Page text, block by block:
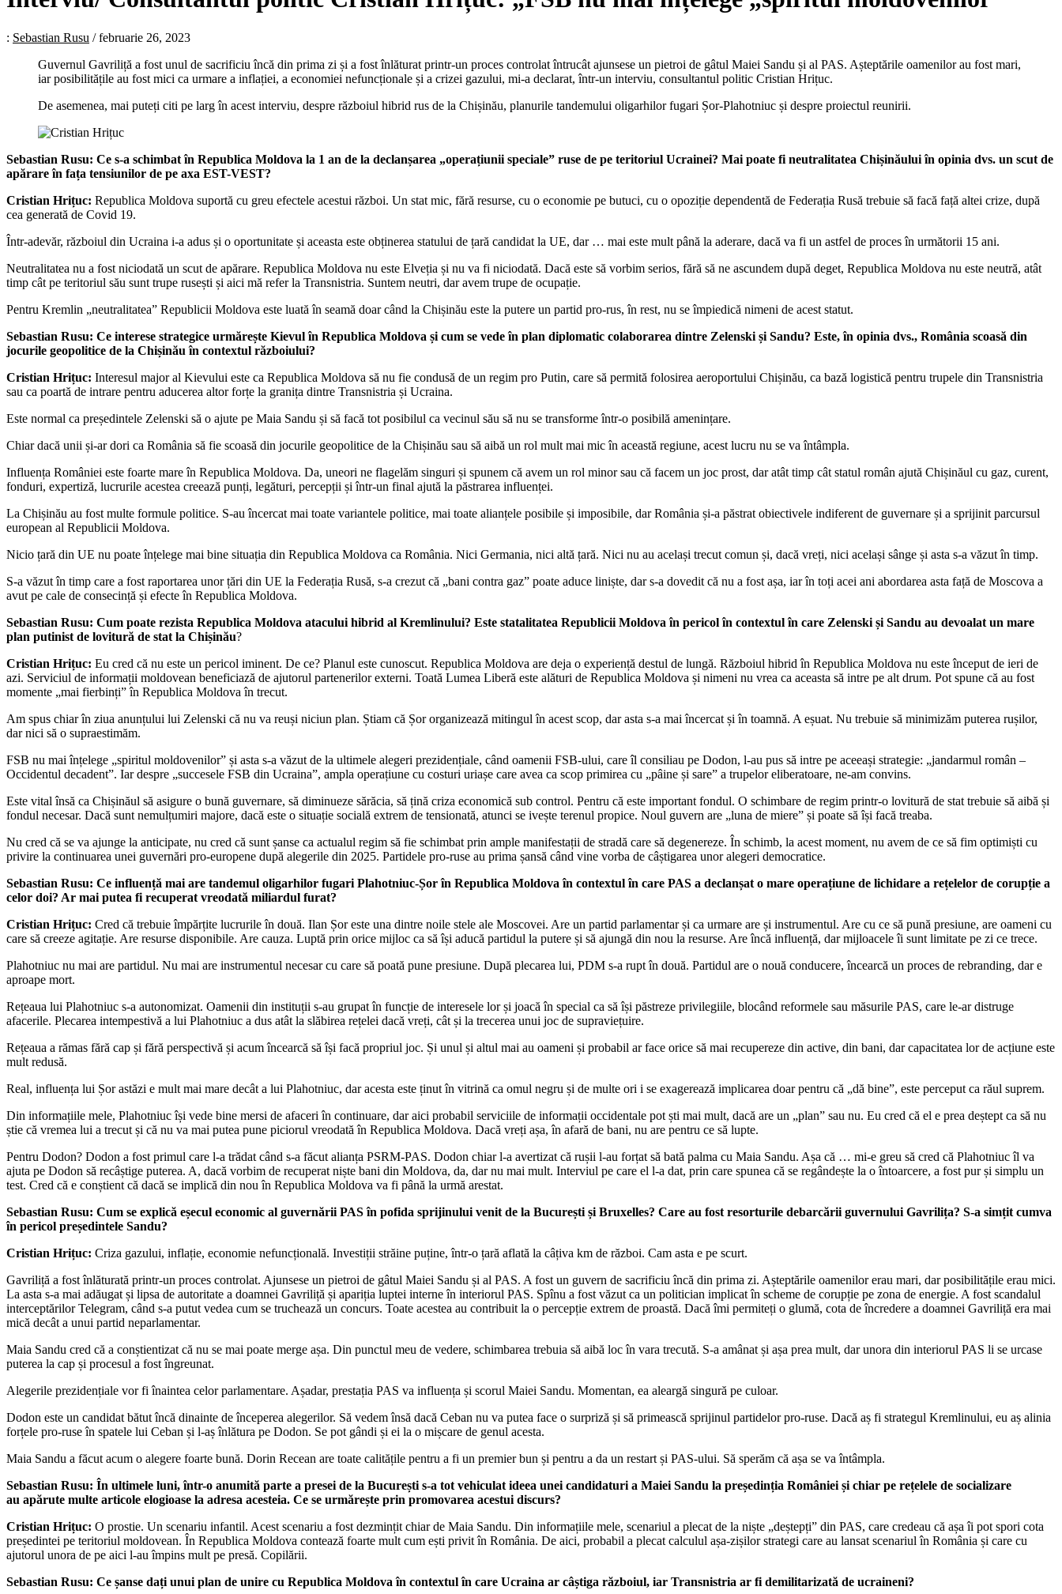
: Sebastian Rusu /februarie 26, 2023
Guvernul Gavriliță a fost unul de sacrificiu încă din prima zi și a fost înlăturat printr-un proces controlat întrucât ajunsese un pietroi de gâtul Maiei Sandu și al PAS. Așteptările oamenilor au fost mari,
iar posibilitățile au fost mici ca urmare a inflației, a economiei nefuncționale și a crizei gazului, mi-a declarat, într-un interviu, consultantul politic Cristian Hrițuc.
De asemenea, mai puteți citi pe larg în acest interviu, despre războiul hibrid rus de la Chișinău, planurile tandemului oligarhilor fugari Șor-Plahotniuc și despre proiectul reunirii.
Sebastian Rusu: Ce s-a schimbat în Republica Moldova la 1 an de la declanșarea „operațiunii speciale” ruse de pe teritoriul Ucrainei? Mai poate fi neutralitatea Chișinăului în opinia dvs. un scut de
apărare în fața tensiunilor de pe axa EST-VEST?
Cristian Hrițuc: Republica Moldova suportă cu greu efectele acestui război. Un stat mic, fără resurse, cu o economie pe butuci, cu o opoziție dependentă de Federația Rusă trebuie să facă față altei crize, după
cea generată de Covid 19.
Într-adevăr, războiul din Ucraina i-a adus și o oportunitate și aceasta este obținerea statului de țară candidat la UE, dar … mai este mult până la aderare, dacă va fi un astfel de proces în următorii 15 ani.
Neutralitatea nu a fost niciodată un scut de apărare. Republica Moldova nu este Elveția și nu va fi niciodată. Dacă este să vorbim serios, fără să ne ascundem după deget, Republica Moldova nu este neutră, atât
timp cât pe teritoriul său sunt trupe rusești și aici mă refer la Transnistria. Suntem neutri, dar avem trupe de ocupație.
Pentru Kremlin „neutralitatea” Republicii Moldova este luată în seamă doar când la Chișinău este la putere un partid pro-rus, în rest, nu se împiedică nimeni de acest statut.
Sebastian Rusu: Ce interese strategice urmărește Kievul în Republica Moldova și cum se vede în plan diplomatic colaborarea dintre Zelenski și Sandu? Este, în opinia dvs., România scoasă din
jocurile geopolitice de la Chișinău în contextul războiului?
Cristian Hrițuc: Interesul major al Kievului este ca Republica Moldova să nu fie condusă de un regim pro Putin, care să permită folosirea aeroportului Chișinău, ca bază logistică pentru trupele din Transnistria
sau ca poartă de intrare pentru aducerea altor forțe la granița dintre Transnistria și Ucraina.
Este normal ca președintele Zelenski să o ajute pe Maia Sandu și să facă tot posibilul ca vecinul său să nu se transforme într-o posibilă amenințare.
Chiar dacă unii și-ar dori ca România să fie scoasă din jocurile geopolitice de la Chișinău sau să aibă un rol mult mai mic în această regiune, acest lucru nu se va întâmpla.
Influența României este foarte mare în Republica Moldova. Da, uneori ne flagelăm singuri și spunem că avem un rol minor sau că facem un joc prost, dar atât timp cât statul român ajută Chișinăul cu gaz, curent,
fonduri, expertiză, lucrurile acestea creează punți, legături, percepții și într-un final ajută la păstrarea influenței.
La Chișinău au fost multe formule politice. S-au încercat mai toate variantele politice, mai toate alianțele posibile și imposibile, dar România și-a păstrat obiectivele indiferent de guvernare și a sprijinit parcursul
european al Republicii Moldova.
Nicio țară din UE nu poate înțelege mai bine situația din Republica Moldova ca România. Nici Germania, nici altă țară. Nici nu au același trecut comun și, dacă vreți, nici același sânge și asta s-a văzut în timp.
S-a văzut în timp care a fost raportarea unor țări din UE la Federația Rusă, s-a crezut că „bani contra gaz” poate aduce liniște, dar s-a dovedit că nu a fost așa, iar în toți acei ani abordarea asta față de Moscova a
avut pe cale de consecință și efecte în Republica Moldova.
Sebastian Rusu: Cum poate rezista Republica Moldova atacului hibrid al Kremlinului? Este statalitatea Republicii Moldova în pericol în contextul în care Zelenski și Sandu au devoalat un mare
plan putinist de lovitură de stat la Chișinău?
Cristian Hrițuc: Eu cred că nu este un pericol iminent. De ce? Planul este cunoscut. Republica Moldova are deja o experiență destul de lungă. Războiul hibrid în Republica Moldova nu este început de ieri de
azi. Serviciul de informații moldovean beneficiază de ajutorul partenerilor externi. Toată Lumea Liberă este alături de Republica Moldova și nimeni nu vrea ca aceasta să intre pe alt drum. Pot spune că au fost
momente „mai fierbinți” în Republica Moldova în trecut.
Am spus chiar în ziua anunțului lui Zelenski că nu va reuși niciun plan. Știam că Șor organizează mitingul în acest scop, dar asta s-a mai încercat și în toamnă. A eșuat. Nu trebuie să minimizăm puterea rușilor,
dar nici să o supraestimăm.
FSB nu mai înțelege „spiritul moldovenilor” și asta s-a văzut de la ultimele alegeri prezidențiale, când oamenii FSB-ului, care îl consiliau pe Dodon, l-au pus să intre pe aceeași strategie: „jandarmul român –
Occidentul decadent”. Iar despre „succesele FSB din Ucraina”, ampla operațiune cu costuri uriașe care avea ca scop primirea cu „pâine și sare” a trupelor eliberatoare, ne-am convins.
Este vital însă ca Chișinăul să asigure o bună guvernare, să diminueze sărăcia, să țină criza economică sub control. Pentru că este important fondul. O schimbare de regim printr-o lovitură de stat trebuie să aibă și
fondul necesar. Dacă sunt nemulțumiri majore, dacă este o situație socială extrem de tensionată, atunci se ivește terenul propice. Noul guvern are „luna de miere” și poate să își facă treaba.
Nu cred că se va ajunge la anticipate, nu cred că sunt șanse ca actualul regim să fie schimbat prin ample manifestații de stradă care să degenereze. În schimb, la acest moment, nu avem de ce să fim optimiști cu
privire la continuarea unei guvernări pro-europene după alegerile din 2025. Partidele pro-ruse au prima șansă când vine vorba de câștigarea unor alegeri democratice.
Sebastian Rusu: Ce influență mai are tandemul oligarhilor fugari Plahotniuc-Șor în Republica Moldova în contextul în care PAS a declanșat o mare operațiune de lichidare a rețelelor de corupție a
celor doi? Ar mai putea fi recuperat vreodată miliardul furat?
Cristian Hrițuc: Cred că trebuie împărțite lucrurile în două. Ilan Șor este una dintre noile stele ale Moscovei. Are un partid parlamentar și ca urmare are și instrumentul. Are cu ce să pună presiune, are oameni cu
care să creeze agitație. Are resurse disponibile. Are cauza. Luptă prin orice mijloc ca să își aducă partidul la putere și să ajungă din nou la resurse. Are încă influență, dar mijloacele îi sunt limitate pe zi ce trece.
Plahotniuc nu mai are partidul. Nu mai are instrumentul necesar cu care să poată pune presiune. După plecarea lui, PDM s-a rupt în două. Partidul are o nouă conducere, încearcă un proces de rebranding, dar e
aproape mort.
Rețeaua lui Plahotniuc s-a autonomizat. Oamenii din instituții s-au grupat în funcție de interesele lor și joacă în special ca să își păstreze privilegiile, blocând reformele sau măsurile PAS, care le-ar distruge
afacerile. Plecarea intempestivă a lui Plahotniuc a dus atât la slăbirea rețelei dacă vreți, cât și la trecerea unui joc de supraviețuire.
Rețeaua a rămas fără cap și fără perspectivă și acum încearcă să își facă propriul joc. Și unul și altul mai au oameni și probabil ar face orice să mai recupereze din active, din bani, dar capacitatea lor de acțiune este
mult redusă.
Real, influența lui Șor astăzi e mult mai mare decât a lui Plahotniuc, dar acesta este ținut în vitrină ca omul negru și de multe ori i se exagerează implicarea doar pentru că „dă bine”, este perceput ca răul suprem.
Din informațiile mele, Plahotniuc își vede bine mersi de afaceri în continuare, dar aici probabil serviciile de informații occidentale pot ști mai mult, dacă are un „plan” sau nu. Eu cred că el e prea deștept ca să nu
știe că vremea lui a trecut și că nu va mai putea pune piciorul vreodată în Republica Moldova. Dacă vreți așa, în afară de bani, nu are pentru ce să lupte.
Pentru Dodon? Dodon a fost primul care l-a trădat când s-a făcut alianța PSRM-PAS. Dodon chiar l-a avertizat că rușii l-au forțat să bată palma cu Maia Sandu. Așa că … mi-e greu să cred că Plahotniuc îl va
ajuta pe Dodon să recâștige puterea. A, dacă vorbim de recuperat niște bani din Moldova, da, dar nu mai mult. Interviul pe care el l-a dat, prin care spunea că se regândește la o întoarcere, a fost pur și simplu un
test. Cred că e conștient că dacă se implică din nou în Republica Moldova va fi până la urmă arestat.
Sebastian Rusu: Cum se explică eșecul economic al guvernării PAS în pofida sprijinului venit de la București și Bruxelles? Care au fost resorturile debarcării guvernului Gavrilița? S-a simțit cumva
în pericol președintele Sandu?
Cristian Hrițuc: Criza gazului, inflație, economie nefuncțională. Investiții străine puține, într-o țară aflată la câțiva km de război. Cam asta e pe scurt.
Gavriliță a fost înlăturată printr-un proces controlat. Ajunsese un pietroi de gâtul Maiei Sandu și al PAS. A fost un guvern de sacrificiu încă din prima zi. Așteptările oamenilor erau mari, dar posibilitățile erau mici.
La asta s-a mai adăugat și lipsa de autoritate a doamnei Gavriliță și apariția luptei interne în interiorul PAS. Spînu a fost văzut ca un politician implicat în scheme de corupție pe zona de energie. A fost scandalul
interceptărilor Telegram, când s-a putut vedea cum se truchează un concurs. Toate acestea au contribuit la o percepție extrem de proastă. Dacă îmi permiteți o glumă, cota de încredere a doamnei Gavriliță era mai
mică decât a unui partid neparlamentar.
Maia Sandu cred că a conștientizat că nu se mai poate merge așa. Din punctul meu de vedere, schimbarea trebuia să aibă loc în vara trecută. S-a amânat și așa prea mult, dar unora din interiorul PAS li se urcase
puterea la cap și procesul a fost îngreunat.
Alegerile prezidențiale vor fi înaintea celor parlamentare. Așadar, prestația PAS va influența și scorul Maiei Sandu. Momentan, ea aleargă singură pe culoar.
Dodon este un candidat bătut încă dinainte de începerea alegerilor. Să vedem însă dacă Ceban nu va putea face o surpriză și să primească sprijinul partidelor pro-ruse. Dacă aș fi strategul Kremlinului, eu aș alinia
forțele pro-ruse în spatele lui Ceban și l-aș înlătura pe Dodon. Se pot gândi și ei la o mișcare de genul acesta.
Maia Sandu a făcut acum o alegere foarte bună. Dorin Recean are toate calitățile pentru a fi un premier bun și pentru a da un restart și PAS-ului. Să sperăm că așa se va întâmpla.
Sebastian Rusu: În ultimele luni, într-o anumită parte a presei de la București s-a tot vehiculat ideea unei candidaturi a Maiei Sandu la președinția României și chiar pe rețelele de socializare
au apărute multe articole elogioase la adresa acesteia. Ce se urmărește prin promovarea acestui discurs?
Cristian Hrițuc: O prostie. Un scenariu infantil. Acest scenariu a fost dezmințit chiar de Maia Sandu. Din informațiile mele, scenariul a plecat de la niște „deștepți” din PAS, care credeau că așa îi pot spori cota
președintei pe teritoriul moldovean. În Republica Moldova contează foarte mult cum ești privit în România. De aici, probabil a plecat calculul așa-zișilor strategi care au lansat scenariul în România și care cu
ajutorul unora de pe aici l-au împins mult pe presă. Copilării.
Sebastian Rusu: Ce șanse dați unui plan de unire cu Republica Moldova în contextul în care Ucraina ar câștiga războiul, iar Transnistria ar fi demilitarizată de ucraineni?